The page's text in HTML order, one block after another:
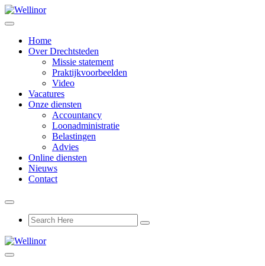
Home
Over Drechtsteden
Missie statement
Praktijkvoorbeelden
Video
Vacatures
Onze diensten
Accountancy
Loonadministratie
Belastingen
Advies
Online diensten
Nieuws
Contact